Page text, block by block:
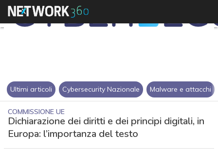
Ultimi articoli Cybersecurity Nazionale Malware e attacchi
COMMISSIONE UE
Dichiarazione dei diritti e dei principi digitali, in
Europa: l’importanza del testo